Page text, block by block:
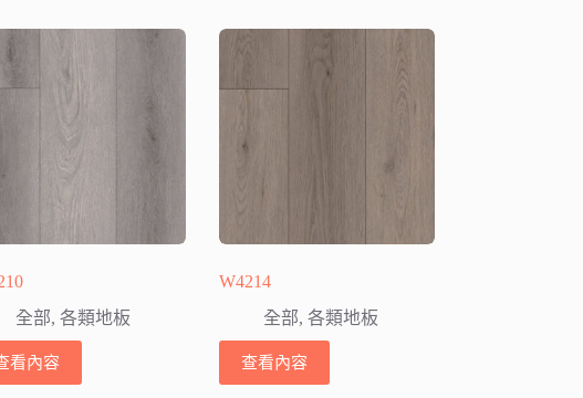
全部, 各類地板
看內容
W4214
全部,各類地板
查看內容